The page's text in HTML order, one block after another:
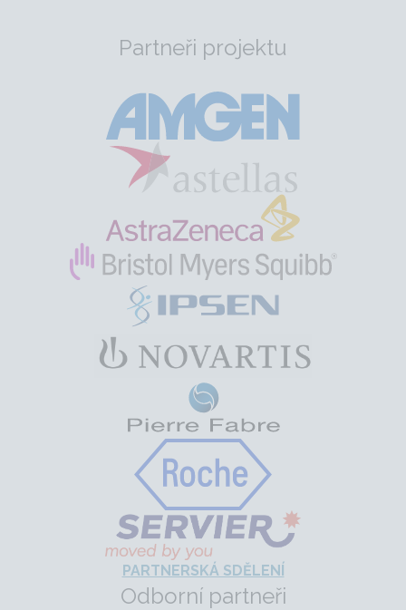
Partneři projektu
PARTNERSKÁ SDĚLENÍ
Odborní partneři